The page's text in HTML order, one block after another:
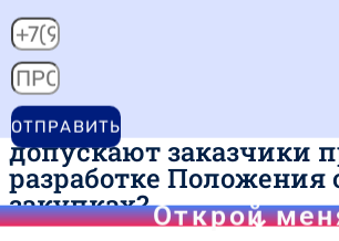
процедуры могут сильно отличаться в
Поставщику нужно внимательно изучать
конкретной закупки, а не полагаться на
2. Какие типичные
допускают заказчики
разработке Положения
закупках?
ОТПРАВИТЬ
Открой